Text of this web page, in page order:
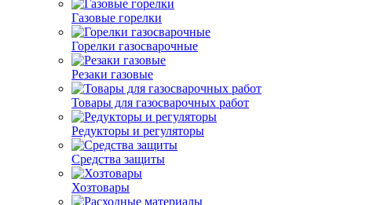
Газовые горелки
Горелки газосварочные
Резаки газовые
Товары для газосварочных работ
Редукторы и регуляторы
Средства защиты
Хозтовары